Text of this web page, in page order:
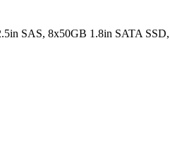
SAS, 8x50GB 1.8in SATA